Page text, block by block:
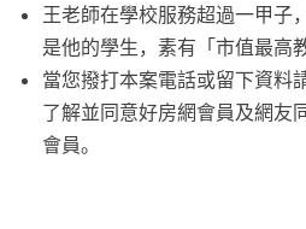
王老師在學校服務超過一甲子
是他的學生，素有「市值最高
當您撥打本案電話或留下資料
了解並同意好房網會員及網友
會員。